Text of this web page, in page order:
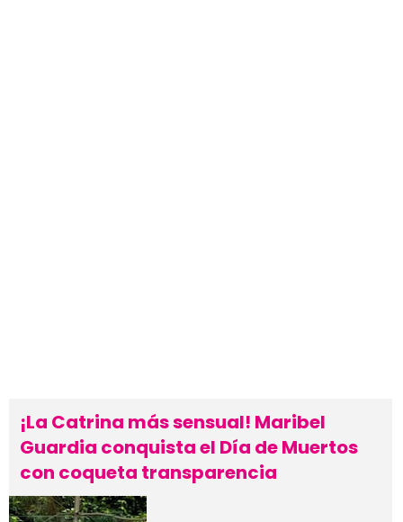
¡La Catrina más sensual! Maribel
Guardia conquista el Día de Muertos
con coqueta transparencia